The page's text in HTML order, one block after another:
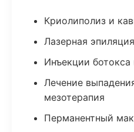
Криолиполиз и
Лазерная
Инъекции
Лечение
мезотерапия
Перманентный